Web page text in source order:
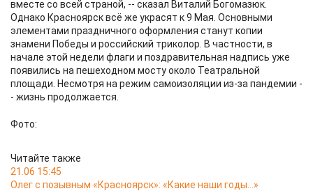
вместе со всей страной, -- сказал Виталий Богомазюк.
Однако Красноярск всё же украсят к 9 Мая. Основными
элементами праздничного оформления станут копии
знамени Победы и российский триколор. В частности, в
начале этой недели флаги и поздравительная надпись уже
появились на пешеходном мосту около Театральной
площади. Несмотря на режим самоизоляции из-за пандемии -
- жизнь продолжается.
Фото:
Читайте также
21.06 15:45
Олег с позывным «Красноярск»: «Какие наши годы…»